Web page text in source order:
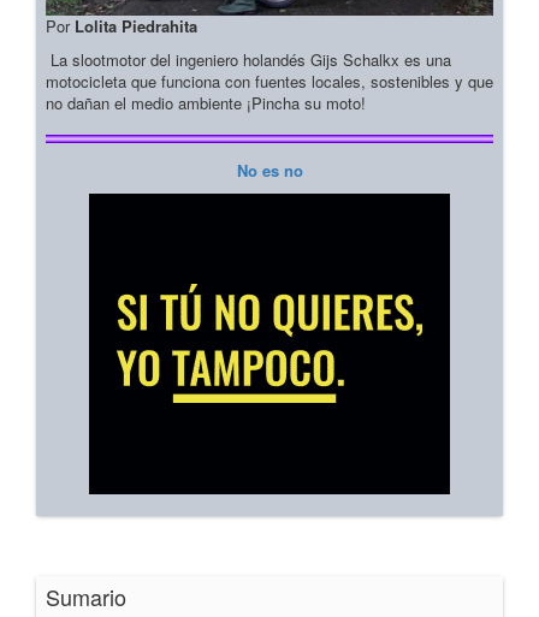
Por Lolita Piedrahita
La slootmotor del ingeniero holandés Gijs Schalkx es una
motocicleta que funciona con fuentes locales, sostenibles y que
no dañan el medio ambiente ¡Pincha su moto!
No es no
Sumario